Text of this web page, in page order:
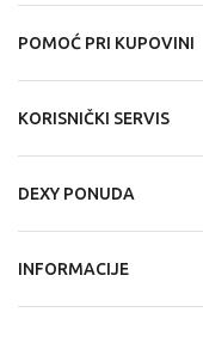
POMOĆ PRI KUPOVINI
KORISNIČKI SERVIS
DEXY PONUDA
INFORMACIJE